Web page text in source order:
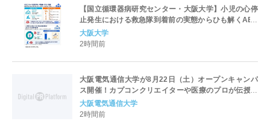
【国立循環器病研究センター・大阪大学】小児の心停
止発生における救急隊到着前の実態からひも解くAED
パッド装着と良好な神経学的転帰との関連性
大阪大学
2時間前
大阪電気通信大学が8月22日（土）オープンキャンパ
ス開催！カプコンクリエイターや医療のプロが伝授！
未来を拓く特別講演を実施～「万博レガシーイベン
ト」会場と本学会場をフィジカルアバターでつなぐコ
大阪電気通信大学
2時間前